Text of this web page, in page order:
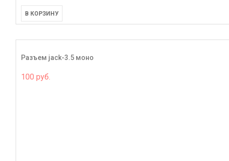
В КОРЗИНУ
Разъем jack-3.5 моно
100 руб.